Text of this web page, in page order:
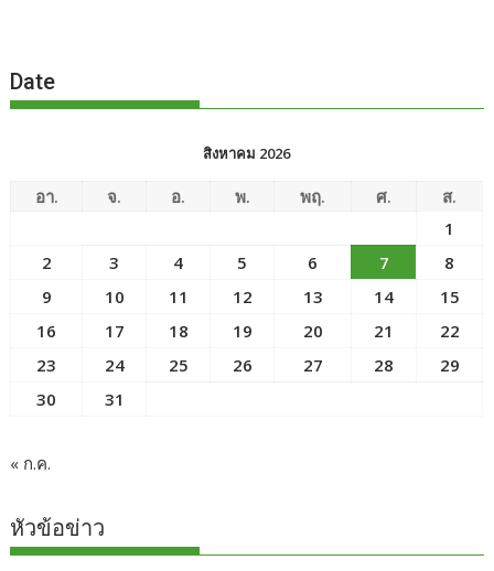
Date
สิงหาคม 2026
อา. จ. อ. พ. พฤ. ศ.
ส.
1
2
3 4 5 6 7
8
9
10 11 12 13 14
15
16
17 18 19 20 21
22
23
24 25 26 27 28
29
30
31
« ก.ค.
หัวข้อข่าว